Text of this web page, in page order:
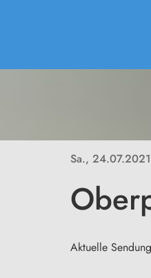
Sa., 24.07.2021
Aktuelle